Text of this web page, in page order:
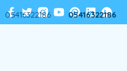
05416322186 05416322186